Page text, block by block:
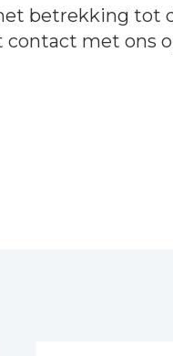
betrekking tot
contact met ons